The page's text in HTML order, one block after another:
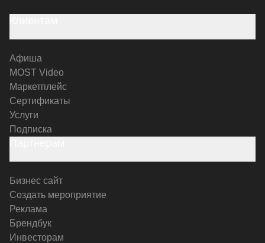
Афиша
MOST Video
Маркетплейс
Сертификаты
Услуги
Подписка
Бизнес сайт
Создать мероприятие
Реклама
Брендбук
Инвесторам